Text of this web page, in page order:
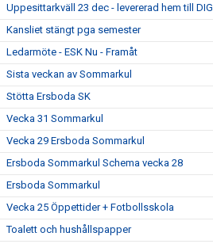
Uppesittarkväll 23 dec - levererad hem till DIG
Kansliet stängt pga semester
Ledarmöte - ESK Nu - Framåt
Sista veckan av Sommarkul
Stötta Ersboda SK
Vecka 31 Sommarkul
Vecka 29 Ersboda Sommarkul
Ersboda Sommarkul Schema vecka 28
Ersboda Sommarkul
Vecka 25 Öppettider + Fotbollsskola
Toalett och hushållspapper